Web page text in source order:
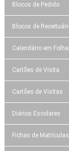
Blocos de Pedido
Blocos de
Calendário em
Cartões de Visita
Cartões de Visitas
Diários Escolares
Fichas de Matrículas